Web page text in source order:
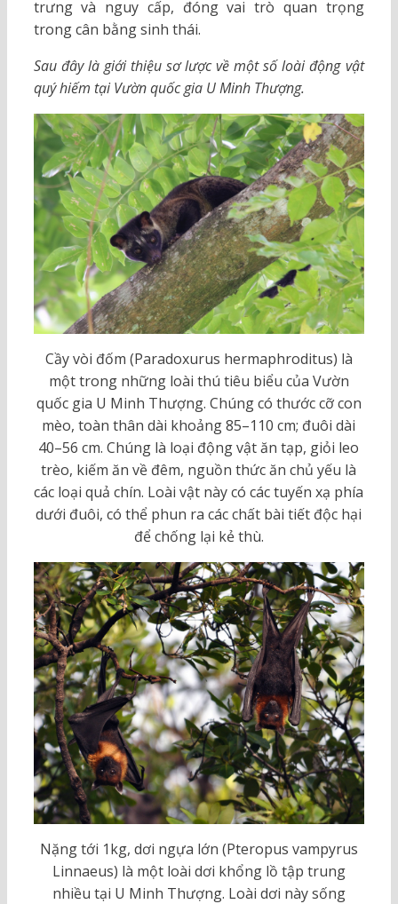
trưng và nguy cấp, đóng vai trò quan trọng
trong cân bằng sinh thái.
Sau đây là giới thiệu sơ lược về một số loài động vật
quý hiếm tại Vườn quốc gia U Minh Thượng.
Cầy vòi đốm (Paradoxurus hermaphroditus) là
một trong những loài thú tiêu biểu của Vườn
quốc gia U Minh Thượng. Chúng có thước cỡ con
mèo, toàn thân dài khoảng 85–110 cm; đuôi dài
40–56 cm. Chúng là loại động vật ăn tạp, giỏi leo
trèo, kiếm ăn về đêm, nguồn thức ăn chủ yếu là
các loại quả chín. Loài vật này có các tuyến xạ phía
dưới đuôi, có thể phun ra các chất bài tiết độc hại
để chống lại kẻ thù.
Nặng tới 1kg, dơi ngựa lớn (Pteropus vampyrus
Linnaeus) là một loài dơi khổng lồ tập trung
nhiều tại U Minh Thượng. Loài dơi này sống